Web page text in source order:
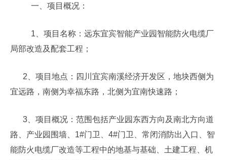
一、项目概况：
1、项目名称：远东宜宾智能产业园智能防火电缆厂
局部改造及配套工程；
2、项目地点：四川宜宾南溪经济开发区，地块西侧为
宜远路，南侧为幸福东路，北侧为宜南快速路；
3、项目概况：范围包括产业园东西方向及南北方向道
路、产业园围墙、1#门卫、4#门卫、常闭消防出入口、智
能防火电缆厂改造等工程中的地基与基础、土建工程、机